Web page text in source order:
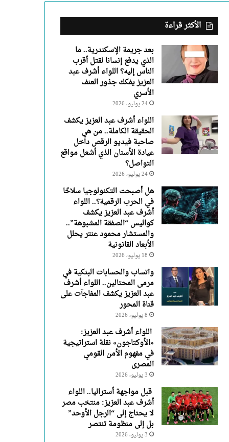
يفكك
جذور
العنف
الأسري
الأكثر قراءة
بعد جريمة الإسكندرية.. ما
الذي يدفع إنسانا لقتل أقرب
الناس إليه؟ اللواء أشرف عبد
العزيز يفكك جذور العنف
الأسري
24 يوليو، 2026
اللواء أشرف عبد العزيز يكشف
الحقيقة الكاملة.. من هي
صاحبة فيديو الرقص داخل
عيادة الأسنان الذي أشعل مواقع
التواصل؟
24 يوليو، 2026
هل أصبحت التكنولوجيا سلاحًا
في الحرب الرقمية؟.. اللواء
أشرف عبد العزيز يكشف
كواليس “الصفقة المشبوهة”..
والمستشار محمود عنتر يحلل
الأبعاد القانونية
18 يوليو، 2026
واتساب والحسابات البنكية في
مرمى المحتالين.. اللواء أشرف
عبد العزيز يكشف المفاجآت على
قناة المحور
8 يوليو، 2026
اللواء أشرف عبد العزيز:
«الأوكتاجون» نقلة استراتيجية
في مفهوم الأمن القومي
المصرى
3 يوليو، 2026
قبل مواجهة أستراليا.. اللواء
أشرف عبد العزيز: منتخب مصر
لا يحتاج إلى “الرجل الأوحد”
بل إلى منظومة تنتصر
3 يوليو، 2026